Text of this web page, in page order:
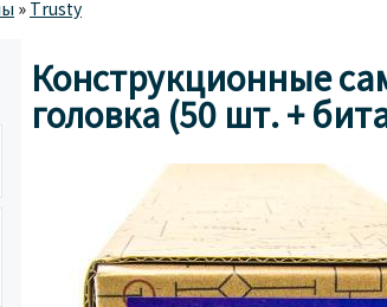
» Trusty
Конструкционные
головка (50 шт. +